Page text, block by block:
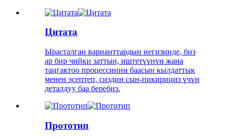
Цитата
Ырасталган варианттардын негизинде, биз
ар бир чийки заттын, иштетүүнүн жана
таңгактоо процессинин баасын кылдаттык
менен эсептеп, сиздин сын-пикириңиз үчүн
деталдуу баа беребиз.
Прототип